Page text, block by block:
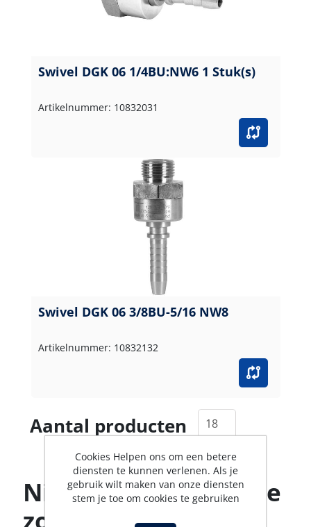
Swivel DGK 06 1/4BU:NW6 1 Stuk(s)
Artikelnummer: 10832031
Swivel DGK 06 3/8BU-5/16 NW8
Artikelnummer: 10832132
Aantal producten
Niet gevonden wat je
zoekt? Ons team
Cookies Helpen ons om een betere
diensten te kunnen verlenen. Als je
gebruik wilt maken van onze diensten
stem je toe om cookies te gebruiken